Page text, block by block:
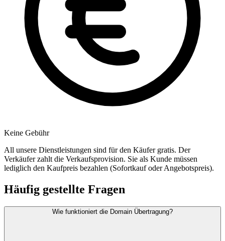
Keine Gebühr
All unsere Dienstleistungen sind für den Käufer gratis. Der
Verkäufer zahlt die Verkaufsprovision. Sie als Kunde müssen
lediglich den Kaufpreis bezahlen (Sofortkauf oder Angebotspreis).
Häufig gestellte Fragen
Wie funktioniert die Domain Übertragung?